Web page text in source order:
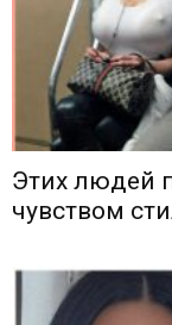
Этих людей
чувством